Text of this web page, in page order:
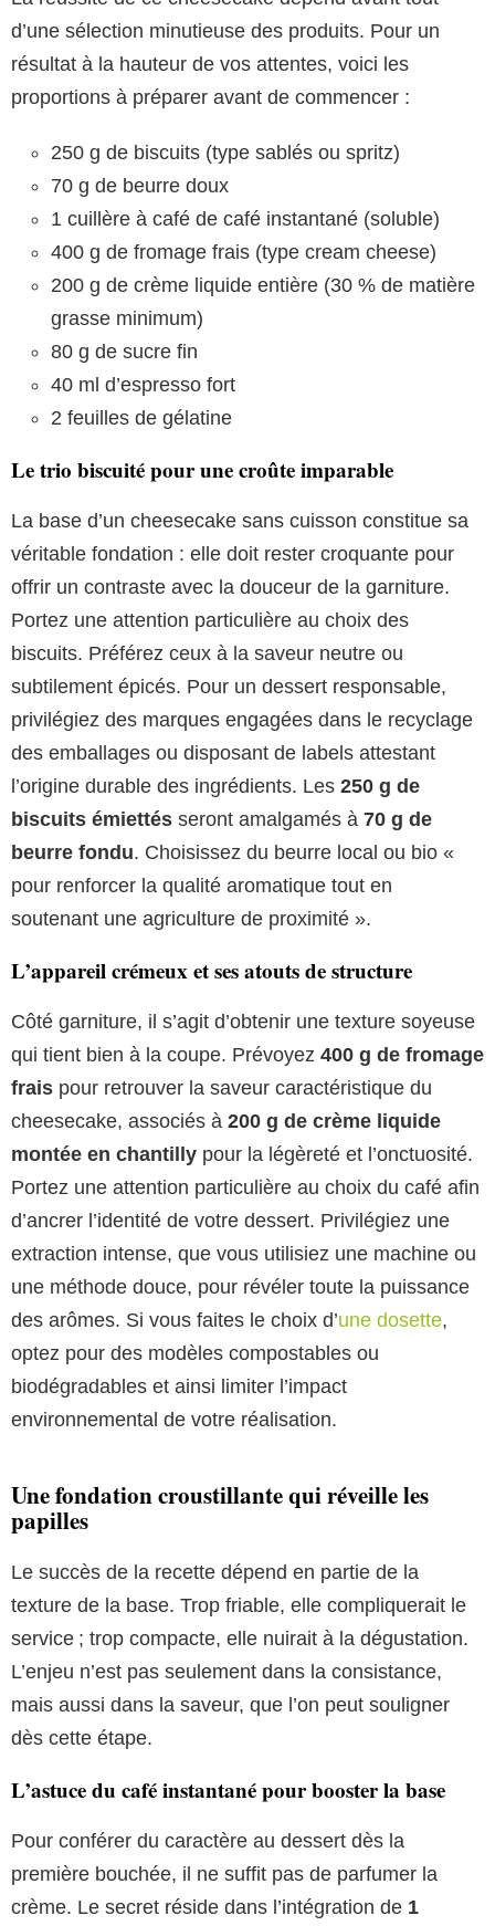
d’une sélection minutieuse des produits. Pour un
résultat à la hauteur de vos attentes, voici les
proportions à préparer avant de commencer :
250 g de biscuits (type sablés ou spritz)
70 g de beurre doux
1 cuillère à café de café instantané (soluble)
400 g de fromage frais (type cream cheese)
200 g de crème liquide entière (30 % de matière
grasse minimum)
80 g de sucre fin
40 ml d’espresso fort
2 feuilles de gélatine
Le trio biscuité pour une croûte imparable
La base d’un cheesecake sans cuisson constitue sa
véritable fondation : elle doit rester croquante pour
offrir un contraste avec la douceur de la garniture.
Portez une attention particulière au choix des
biscuits. Préférez ceux à la saveur neutre ou
subtilement épicés. Pour un dessert responsable,
privilégiez des marques engagées dans le recyclage
des emballages ou disposant de labels attestant
l’origine durable des ingrédients. Les 250 g de
biscuits émiettés seront amalgamés à 70 g de
beurre fondu. Choisissez du beurre local ou bio «
pour renforcer la qualité aromatique tout en
soutenant une agriculture de proximité ».
L’appareil crémeux et ses atouts de structure
Côté garniture, il s’agit d’obtenir une texture soyeuse
qui tient bien à la coupe. Prévoyez 400 g de fromage
frais pour retrouver la saveur caractéristique du
cheesecake, associés à 200 g de crème liquide
montée en chantilly pour la légèreté et l’onctuosité.
Portez une attention particulière au choix du café afin
d’ancrer l’identité de votre dessert. Privilégiez une
extraction intense, que vous utilisiez une machine ou
une méthode douce, pour révéler toute la puissance
des arômes. Si vous faites le choix d’une dosette,
optez pour des modèles compostables ou
biodégradables et ainsi limiter l’impact
environnemental de votre réalisation.
Une fondation croustillante qui réveille les
papilles
Le succès de la recette dépend en partie de la
texture de la base. Trop friable, elle compliquerait le
service ; trop compacte, elle nuirait à la dégustation.
L’enjeu n’est pas seulement dans la consistance,
mais aussi dans la saveur, que l’on peut souligner
dès cette étape.
L’astuce du café instantané pour booster la base
Pour conférer du caractère au dessert dès la
première bouchée, il ne suffit pas de parfumer la
crème. Le secret réside dans l’intégration de 1